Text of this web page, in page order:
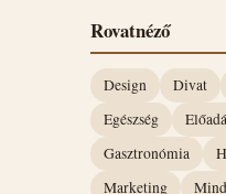
Rovatnéző
Design Divat
Egészség
Gasztronómia
Marketing